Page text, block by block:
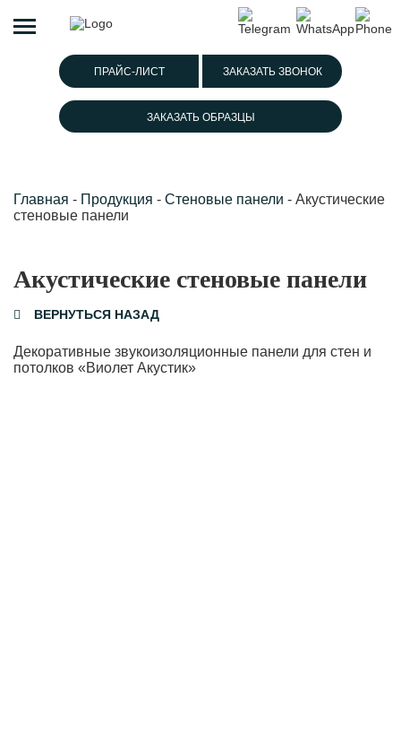
ПРАЙС-ЛИСТ ЗАКАЗАТЬ ЗВОНОК
ЗАКАЗАТЬ ОБРАЗЦЫ
Главная - Продукция - Стеновые панели - Акустические
стеновые панели
Акустические стеновые панели
ВЕРНУТЬСЯ НАЗАД
Декоративные звукоизоляционные панели для стен и
потолков «Виолет Акустик»